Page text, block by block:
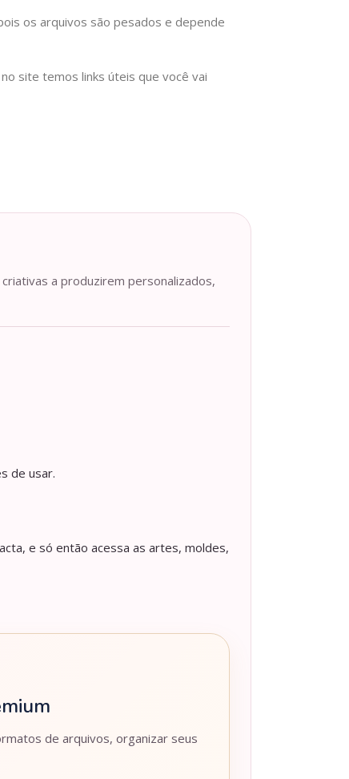
os arquivos são pesados e depende
site temos links úteis que você vai
a produzirem personalizados,
de usar.
e só então acessa as artes, moldes,
de arquivos, organizar seus